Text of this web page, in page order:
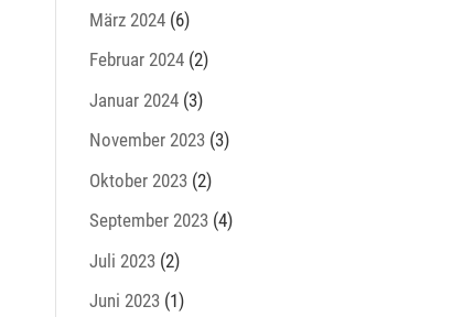
März 2024 (6)
Februar 2024 (2)
Januar 2024 (3)
November 2023 (3)
Oktober 2023 (2)
September 2023 (4)
Juli 2023 (2)
Juni 2023 (1)